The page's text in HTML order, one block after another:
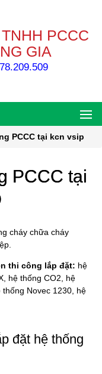
PCCC
GIA
PCCC tại kcn vsip
PCCC tại
cháy chữa cháy
thi công lắp đặt: hệ
hệ thống CO2, hệ
Novec 1230, hệ
đặt hệ thống